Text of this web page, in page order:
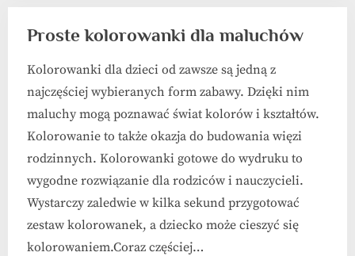
Proste kolorowanki dla maluchów
Kolorowanki dla dzieci od zawsze są jedną z
najczęściej wybieranych form zabawy. Dzięki nim
maluchy mogą poznawać świat kolorów i kształtów.
Kolorowanie to także okazja do budowania więzi
rodzinnych. Kolorowanki gotowe do wydruku to
wygodne rozwiązanie dla rodziców i nauczycieli.
Wystarczy zaledwie w kilka sekund przygotować
zestaw kolorowanek, a dziecko może cieszyć się
kolorowaniem.Coraz częściej…